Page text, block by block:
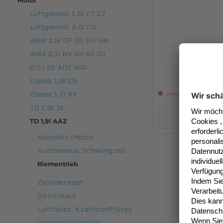
Luftgekühlt 1,6l CT CZ
Luftgekühlt 2,0l CU
WBX 1,9l DF DG DH GW
WBX 2,1l MV SR SS DJ
2,0 l 2E ADY AGG
Diesel 1,6l CS
Diesel 1,7l KY
TD 1,6l JX
TD 1,9l AAZ
Komplett-Motor
Kurbelwelle, Schwungrad
Riementrieb
Zylinderkopf
Ölkreislauf
Luftfilter, Kraftstofffilter
Momentan nicht
Details